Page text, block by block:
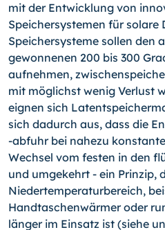
mit der Entwicklung von
Speichersystemen für solare
Speichersysteme sollen den
gewonnenen 200 bis 300
aufnehmen,
mit möglichst wenig Verlust
eignen sich
sich dadurch aus, dass die
-abfuhrbei nahezu
Wechsel vom festen in den
und umgekehrt - ein Prinzip,
Niedertemperaturbereich,
Handtaschenwärmer oder
länger im Einsatz ist (siehe